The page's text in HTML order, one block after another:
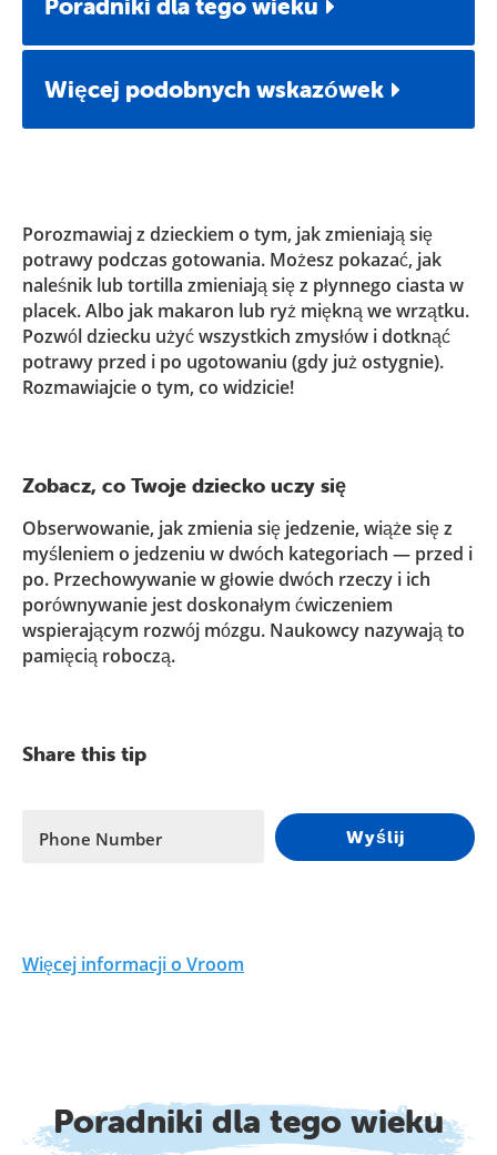
Więcej podobnych wskazówek
Porozmawiaj z dzieckiem o tym, jak zmieniają się
potrawy podczas gotowania. Możesz pokazać, jak
naleśnik lub tortilla zmieniają się z płynnego ciasta w
placek. Albo jak makaron lub ryż miękną we wrzątku.
Pozwól dziecku użyć wszystkich zmysłów i dotknąć
potrawy przed i po ugotowaniu (gdy już ostygnie).
Rozmawiajcie o tym, co widzicie!
Zobacz, co Twoje dziecko uczy się
Obserwowanie, jak zmienia się jedzenie, wiąże się z
myśleniem o jedzeniu w dwóch kategoriach — przed i
po. Przechowywanie w głowie dwóch rzeczy i ich
porównywanie jest doskonałym ćwiczeniem
wspierającym rozwój mózgu. Naukowcy nazywają to
pamięcią roboczą.
Share this tip
Phone Number Wyślij
Więcej informacji o Vroom
Poradniki dla tego wieku